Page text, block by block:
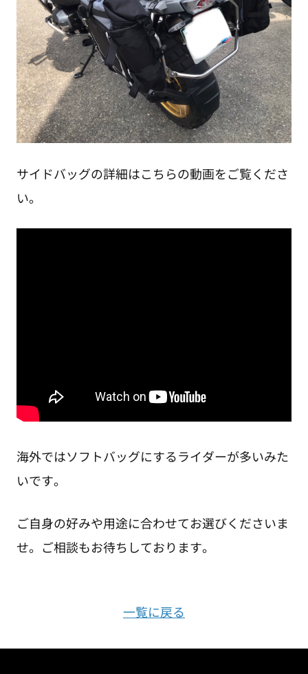
サイドバッグの詳細はこちらの動画をご覧くださ
い。
海外ではソフトバッグにするライダーが多いみた
いです。
ご自身の好みや用途に合わせてお選びくださいま
せ。ご相談もお待ちしております。
一覧に戻る